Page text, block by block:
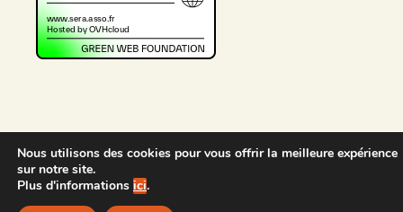
Accueil | Nous rejoindre
Admin
Nous utilisons des cookies pour vous offrir la meilleure expérience
sur notre site.
Plus d'informations ici.